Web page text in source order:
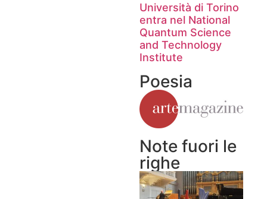
Università di Torino
entra nel National
Quantum Science
and Technology
Institute
Poesia
Note fuori le
righe